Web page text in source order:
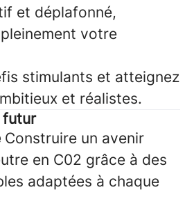
et déplafonné,
votre
stimulants et atteignez
et réalistes.
futur
Construire un avenir
en C02 grâce à des
adaptées à chaque